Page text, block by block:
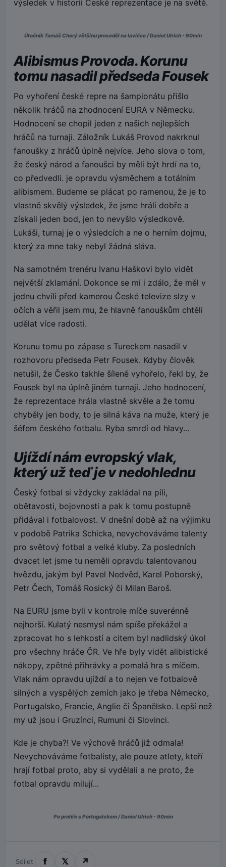
výsledek v historii České reprezentace je na světě.
Útočník Tomáš Chorý většinu proseděl na lavičce / Daniel Ulrich - 90min
Alibismus Provoda. Korunu
tomu nasadil předseda Fousek
Po vyhoření české repre na šampionátu přišlo
několik hráčů na zhodnocení EURA v Německu.
Hodnocení se chopil jeden z našich nejlepších
hráčů na turnaji. Záložník Lukáš Provod nakrknul
fanoušky z hráčů úplně nejvíce. Jeho slova o tom,
že český národ a fanoušci by měli být hrdí na to,
co předvedli. je opravdu výsměchem a totálním
alibismem. Budeme se plácat po ramenou, že je to
vlastně skvělý výsledek, že jsme hráli dobře a
získali jeden bod, jen to nevyšlo výsledkově.
Lukáši, turnaj je o výsledcích a ne o herním dojmu,
který za mne taky nebyl žádná sláva.
Na samotném trenéru Ivanu Haškovi bylo vidět
největší zklamání. Dokonce se mi i zdálo, že měl v
jednu chvíli před kamerou České televize slzy v
očích a věřil jsem mu, že hlavně fanouškům chtěli
udělat více radosti.
Korunu tomu po zápase s Tureckem nasadil v
rozhovoru předseda Petr Fousek. Kdyby člověk
netušil, že Česko takhle šíleně vyhořelo, řekl by, že
Fousek byl na úplně jiném turnaji. Jeho hodnocení,
že reprezentace hrála vlastně skvěle a že tomu
chyběly jen body, to je silná káva na muže, který je
šéfem českého fotbalu. Ryba smrdí od hlavy...
Ujíždí nám evropský vlak,
který už teď je v nedohlednu
Český fotbal si vždycky zakládal na píli,
obětavosti, bojovnosti a pak k tomu postupně
přidával i fotbalovost. V dnešní době až na výjimku
v podobě Patrika Schicka, nevychováváme talenty
pro světový fotbal a velké kluby. Za posledních
dvacet let jsme tu neměli opravdu talentovanou
hvězdu, jakým byl Pavel Nedvěd, Karel Poborský,
Petr Čech, Tomáš Rosický či Milan Baroš.
Na EURU jsme byli v kontrole míče suverénně
nejhorší. Kulatý nesmysl nám spíše překážel a
zpracovat ho s lehkostí a citem byl nadlidský úkol
pro všechny hráče ČR. Ve hře byly vidět alibistické
nákopy, zpětné přihrávky a pomalá hra s míčem.
Vlak nám opravdu ujíždí a to nejen ve fotbalově
silných a vyspělých zemích jako je třeba Německo,
Portugalsko, Francie, Anglie či Španělsko. Lepší než
my už jsou i Gruzínci, Rumuni či Slovinci.
Kde je chyba?! Ve výchově hráčů již odmala!
Nevychováváme fotbalisty, ale pouze atlety, kteří
hrají fotbal proto, aby si vydělali a ne proto, že
fotbal opravdu milují...
Po prohře s Portugalskem / Daniel Ulrich - 90min
Sdílet f 𝕏 ↗